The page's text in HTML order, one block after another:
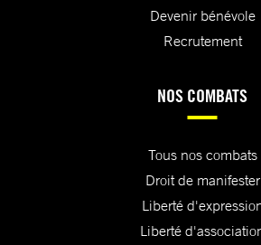
Devenir bénévole
Recrutement
NOS COMBATS
Tous nos combats
Droit de manifester
Liberté
Liberté